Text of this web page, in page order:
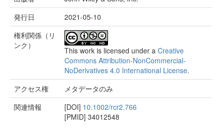
発行日
2021-05-10
権利関係（リ
ンク）
This work is licensed under a Creative
Commons Attribution-NonCommercial-
NoDerivatives 4.0 International License.
アクセス権
メタデータのみ
関連情報
[DOI] 10.1002/rcr2.766
[PMID] 34012548